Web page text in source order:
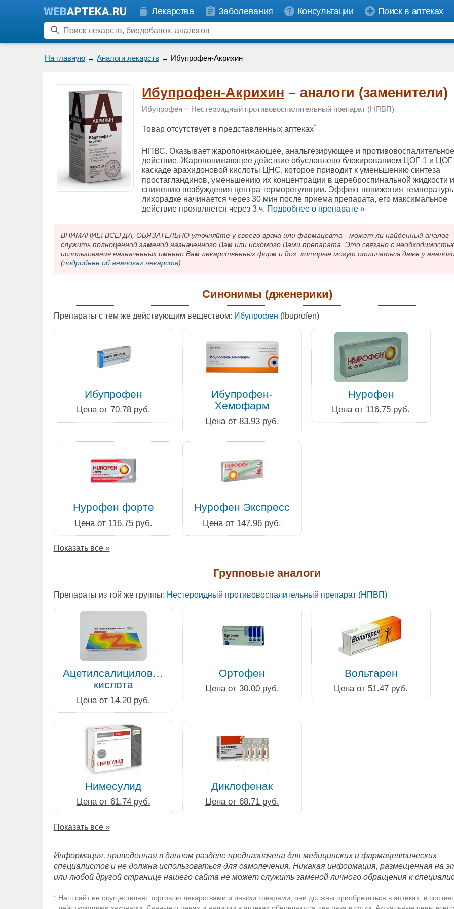
Лекарства Заболевания Консультации Поиск в аптеках
На главную → Аналоги лекарств → Ибупрофен-Акрихин
Ибупрофен-Акрихин – аналоги (заменители)
Ибупрофен ~ Нестероидный противовоспалительный препарат (НПВП)
Товар отсутствует в представленных аптеках*
НПВС. Оказывает жаропонижающее, анальгезирующее и
действие. Жаропонижающее действие обусловлено блокированием ЦОГ-1 и
каскаде арахидоновой кислоты ЦНС, которое приводит к уменьшению синтеза
простагландинов, уменьшению их концентрации в цереброспинальной жидкости
снижению возбуждения центра терморегуляции. Эффект понижения
лихорадке начинается через 30 мин после приема препарата, его максимальное
действие проявляется через 3 ч. Подробнee о препарате »
ВНИМАНИЕ! ВСЕГДА, ОБЯЗАТЕЛЬНО уточняйте у своего врача или фармацевта - может ли найденный аналог
служить полноценной заменой назначенного Вам или искомого Вами препарата. Это связано с
использования назначенных именно Вам лекарственных форм и доз, которые могут отличаться даже у
(подробнее об аналогах лекарств).
Синонимы (дженерики)
Препараты с тем же действующим веществом: Ибупрофен (Ibuprofen)
Ибупрофен
Цена от 70.78 руб.
Ибупрофен-
Хемофарм
Цена от 83.93 руб.
Нурофен
Цена от 116.75 руб.
Нурофен форте
Цена от 116.75 руб.
Нурофен Экспресс
Цена от 147.96 руб.
Показать все »
Групповые аналоги
Препараты из той же группы: Нестероидный противовоспалительный препарат (НПВП)
Ацетилсалициловая
кислота
Цена от 14.20 руб.
Ортофен
Цена от 30.00 руб.
Вольтарен
Цена от 51.47 руб.
Нимесулид
Цена от 61.74 руб.
Диклофенак
Цена от 68.71 руб.
Показать все »
Информация, приведенная в данном разделе предназначена для медицинских и фармацевтических
специалистов и не должна использоваться для самолечения. Никакая информация, размещенная на
или любой другой странице нашего сайта не может служить заменой личного обращения к
* Наш сайт не осуществляет торговлю лекарствами и иными товарами, они должны приобретаться в аптеках, в